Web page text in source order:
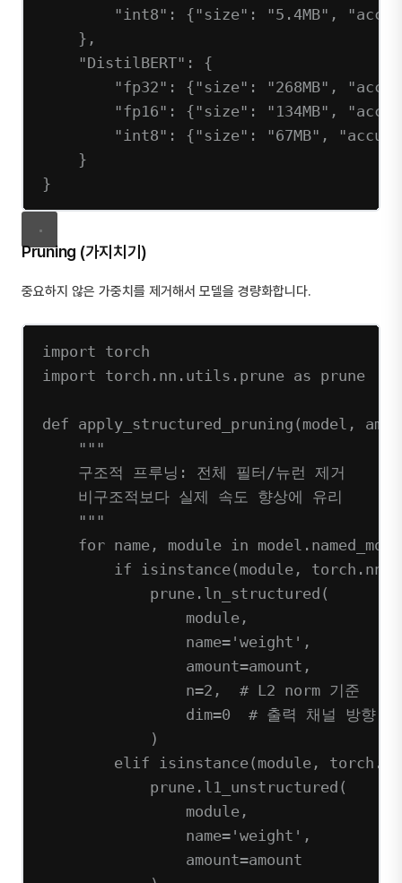
"int8" : {"size" : "5.4MB" ,
},
"DistilBERT" : {
"fp32" : {"size" : "268MB" ,
"fp16" : {"size" : "134MB" ,
"int8" : {"size" : "67MB" ,
}
}
Pruning (가지치기)
중요하지 않은 가중치를 제거해서 모델을 경량화합니다.
import torch
import torch.nn.utils.prune as prune
def apply_structured_pruning (model,
"""
구조적 프루닝: 전체 필터/뉴런 제거
비구조적보다 실제 속도 향상에 유리
"""
for name, module in
if
isinstance(module,
prune.ln_structured(
module,
name= 'weight' ,
amount=amount,
n=2 , # L2 norm 기준
dim=0
# 출력 채널 방향
)
elif
isinstance(module,
prune.l1_unstructured(
module,
name= 'weight' ,
amount=amount